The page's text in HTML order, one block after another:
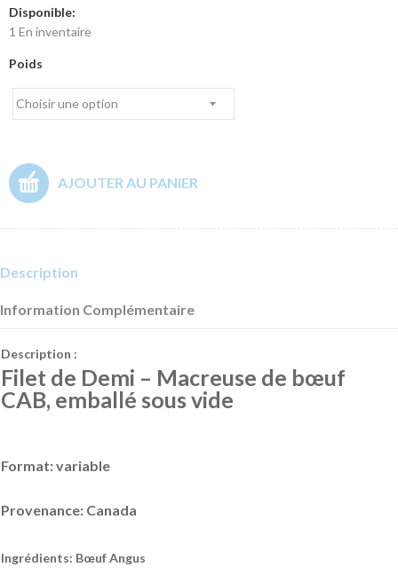
Disponible:
1 En inventaire
Poids
AJOUTER AU PANIER
Description
Information Complémentaire
Description :
Filet de Demi – Macreuse de bœuf
CAB, emballé sous vide
Format: variable
Provenance: Canada
Ingrédients: Bœuf Angus